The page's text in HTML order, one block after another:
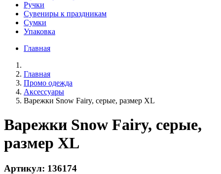
Ручки
Сувениры к праздникам
Сумки
Упаковка
Главная
Главная
Промо одежда
Аксессуары
Варежки Snow Fairy, серые, размер XL
Варежки Snow Fairy, серые,
размер XL
Артикул: 136174